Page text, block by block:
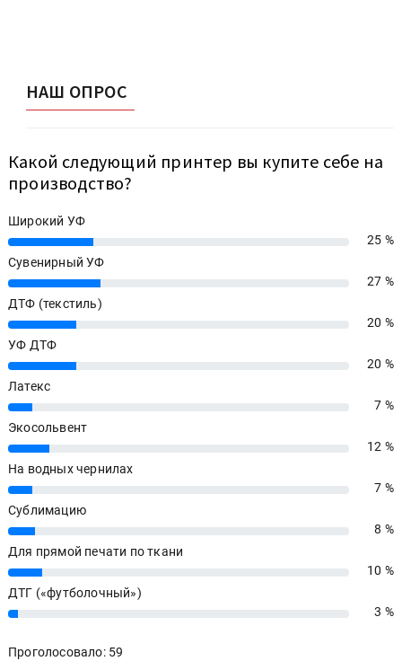
НАШ ОПРОС
Какой следующий принтер вы купите себе на
производство?
Широкий УФ
25%
25 %
Сувенирный УФ
27%
27 %
ДТФ (текстиль)
20%
20 %
УФ ДТФ
20%
20 %
Латекс
7%
7 %
Экосольвент
12%
12 %
На водных чернилах
7%
7 %
Сублимацию
8%
8 %
Для прямой печати по ткани
10%
10 %
ДТГ («футболочный»)
3% 3 %
Проголосовало: 59